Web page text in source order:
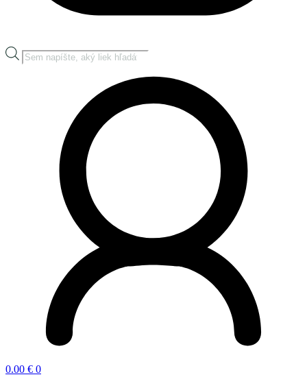
Products
search
0.00 € 0